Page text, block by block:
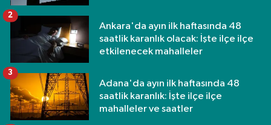
Ankara'da ayın ilk haftasında 48
saatlik karanlık olacak: İşte ilçe ilçe
etkilenecek mahalleler
2
Adana'da ayın ilk haftasında 48
saatlik karanlık: İşte ilçe ilçe
mahalleler ve saatler
3